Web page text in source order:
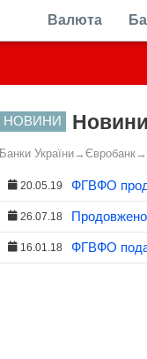
Валюта
НОВИНИ
Банки України→ Євробанк→
20.05.19 ФГВФО
26.07.18
16.01.18 ФГВФО